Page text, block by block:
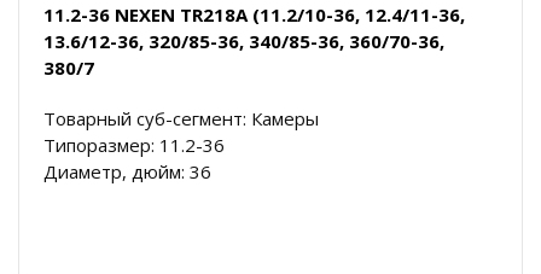
11.2-36 NEXEN TR218A (11.2/10-36, 12.4/11-36,
13.6/12-36, 320/85-36, 340/85-36, 360/70-36,
380/7
Товарный суб-сегмент: Камеры
Типоразмер: 11.2-36
Диаметр, дюйм: 36